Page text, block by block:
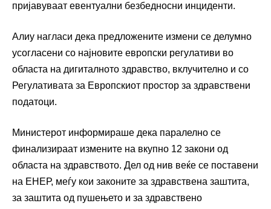
пријавуваат евентуални безбедносни инциденти.
Алиу нагласи дека предложените измени се делумно
усогласени со најновите европски регулативи во
областа на дигиталното здравство, вклучително и со
Регулативата за Европскиот простор за здравствени
податоци.
Министерот информираше дека паралелно се
финализираат измените на вкупно 12 закони од
областа на здравството. Дел од нив веќе се поставени
на ЕНЕР, меѓу кои законите за здравствена заштита,
за заштита од пушењето и за здравствено